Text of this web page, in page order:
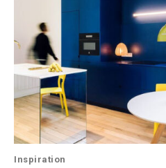
Inspiration